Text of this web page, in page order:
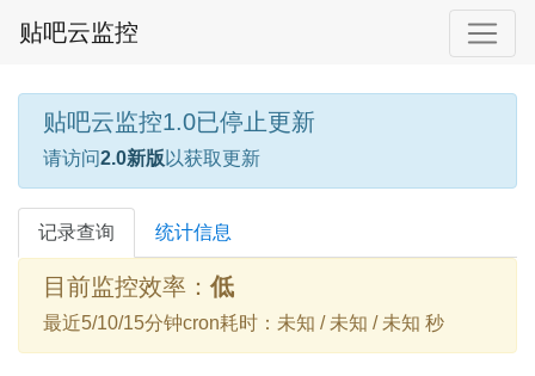
贴吧云监控
贴吧云监控1.0已停止更新
请访问2.0新版 以获取更新
记录查询 统计信息
目前监控效率： 低
最近5/10/15分钟cron耗时：未知 / 未知 / 未知 秒